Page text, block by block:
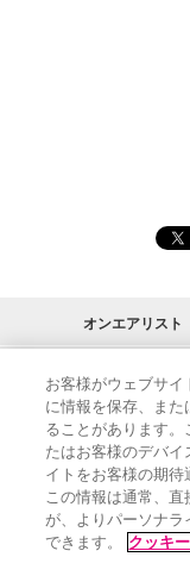
オンエアリスト
プログラムリスト
アーティストリスト
インフォ
MUSIC
サイト案内
お客様がウェブサ
に情報を保存、ま
ることがあります。
たはお客様のデバ
イトをお客様の期待
この情報は通常、
が、よりパーソナ
できます。
クッキ